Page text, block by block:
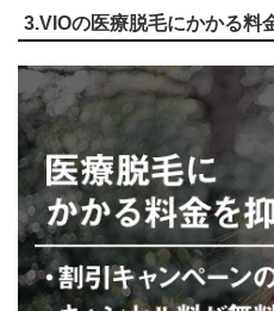
3.VIOの医療脱毛にかかる料